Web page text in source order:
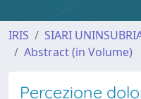
IRIS SIARI
Abstract (in Volume)
Percezione